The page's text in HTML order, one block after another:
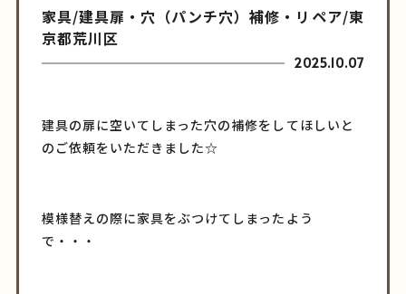
家具/建具扉・穴（パンチ穴）補修・リペア/東
京都荒川区
2025.10.07
建具の扉に空いてしまった穴の補修をしてほしいと
のご依頼をいただきました☆
模様替えの際に家具をぶつけてしまったよう
で・・・